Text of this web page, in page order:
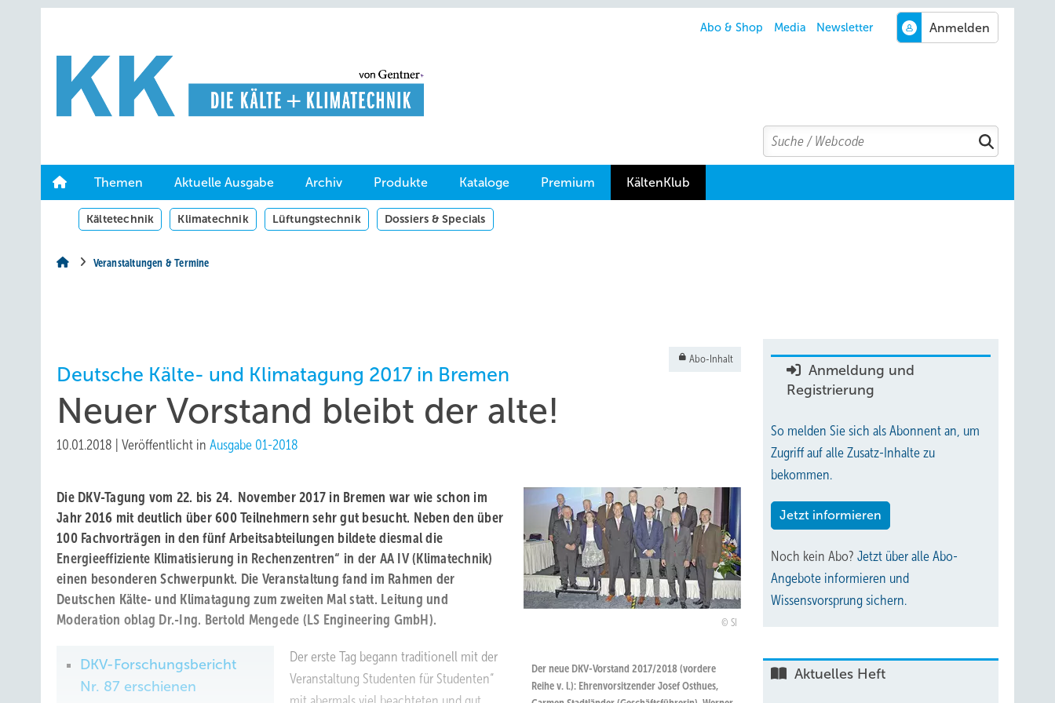
Hauptinhalt
Hauptmenü
Abo & Shop Media Newsletter
Search
Suchen
Themen Aktuelle Ausgabe Archiv Produkte Kataloge Premium KältenKlub
Kältetechnik Klimatechnik Lüftungstechnik Dossiers & Specials
Veranstaltungen & Termine
Abo-Inhalt
Deutsche Kälte- und Klimatagung 2017 in Bremen
Neuer Vorstand bleibt der alte!
10.01.2018 Veröffentlicht in Ausgabe 01-2018
SI
Der neue DKV-Vorstand 2017/2018 (vordere
Reihe v. l.): Ehrenvorsitzender Josef Osthues,
Die DKV-Tagung vom 22. bis 24. November 2017 in Bremen war wie schon im
Jahr 2016 mit deutlich über 600 Teilnehmern sehr gut besucht. Neben den über
100 Fachvorträgen in den fünf Arbeitsabteilungen bildete diesmal die
Energieeffiziente Klimatisierung in Rechenzentren“ in der AA IV (Klimatechnik)
einen besonderen Schwerpunkt. Die Veranstaltung fand im Rahmen der
Deutschen Kälte- und Klimatagung zum zweiten Mal statt. Leitung und
Moderation oblag Dr.-Ing. Bertold Mengede (LS Engineering GmbH).
DKV-Forschungsbericht
Nr. 87 erschienen
Der erste Tag begann traditionell mit der
Veranstaltung Studenten für Studenten“
Anmeldung und
Registrierung
So melden Sie sich als Abonnent an, um
Zugriff auf alle Zusatz-Inhalte zu
bekommen.
Jetzt informieren
Noch kein Abo? Jetzt über alle Abo-
Angebote informieren und
Wissensvorsprung sichern.
Aktuelles Heft